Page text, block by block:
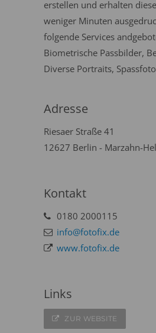
erstellen und erhalten
weniger Minuten
folgende Services
Biometrische Passbilder,
Diverse Portraits,
Adresse
Riesaer Straße 41
12627 Berlin - Marzahn-
Kontakt
0180 2000115
info@fotofix.de
www.fotofix.de
Links
ZUR WEBSITE